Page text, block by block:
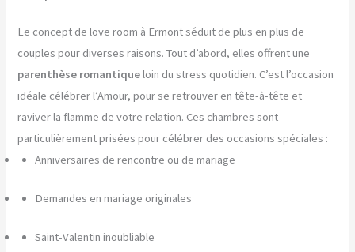
Le concept de love room à Ermont séduit de plus en plus de
couples pour diverses raisons. Tout d’abord, elles offrent une
parenthèse romantiqueloin du stress quotidien. C’est l’occasion
idéale célébrer l’Amour, pour se retrouver en tête-à-tête et
raviver la flamme de votre relation. Ces chambres sont
particulièrement prisées pour célébrer des occasions spéciales :
Anniversaires de rencontre ou de mariage
Demandes en mariage originales
Saint-Valentin inoubliable